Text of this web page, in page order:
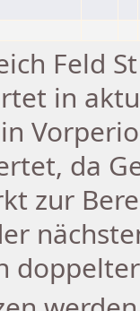
Feld
in
da
zur